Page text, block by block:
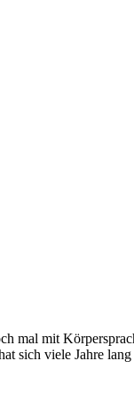
mal mit
sich viele Jahre